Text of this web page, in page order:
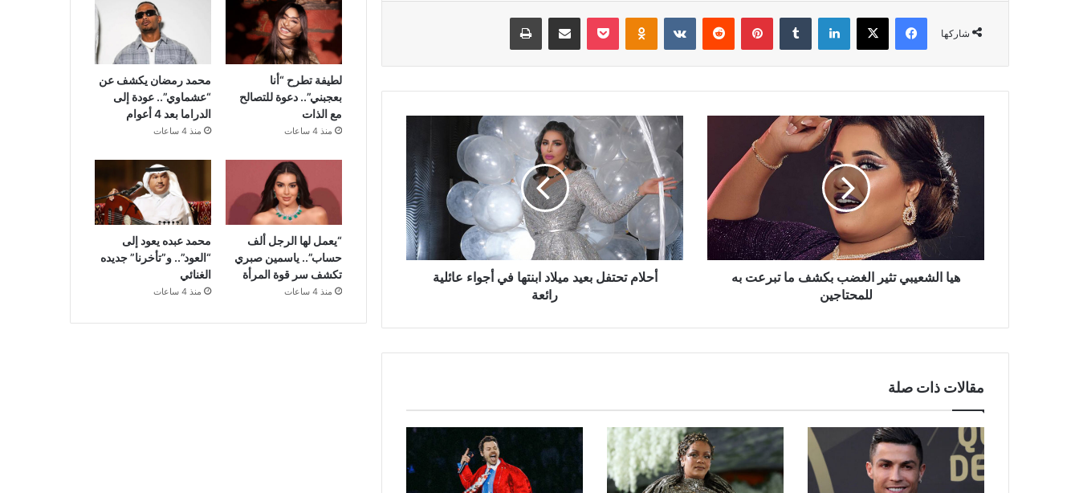
شاركها
فيسبوك ‫X لينكدإن بينتيريست Odnoklassniki
‫Pocket مشاركة عبر البريد طباعة
الغضب
بكشف
للمحتاجين
هيا الشعيبي تثير الغضب بكشف ما تبرعت به
للمحتاجين
أحلام
بعيد
ميلاد
ابنتها
في
أجواء
عائلية
رائعة
أحلام تحتفل بعيد ميلاد ابنتها في أجواء عائلية
رائعة
مقالات ذات صلة
لطيفة تطرح “أنا
بعجبني”.. دعوة للتصالح
مع الذات
منذ 4 ساعات
محمد رمضان يكشف عن
“عشماوي”.. عودة إلى
الدراما بعد 4 أعوام
منذ 4 ساعات
“يعمل لها الرجل ألف
حساب”.. ياسمين صبري
تكشف سر قوة المرأة
منذ 4 ساعات
محمد عبده يعود إلى
“العود”.. و”تأخرنا” جديده
الغنائي
منذ 4 ساعات